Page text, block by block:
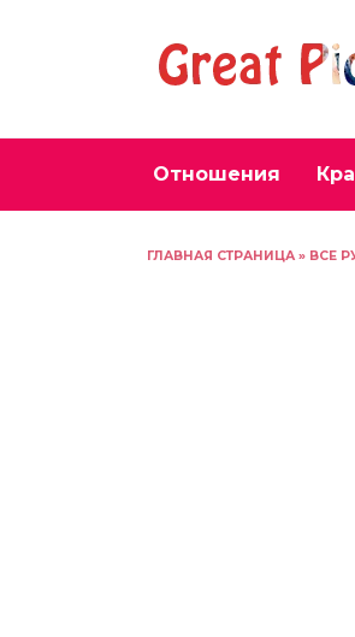
Отношения
ГЛАВНАЯ СТРАНИЦА » ВСЕ